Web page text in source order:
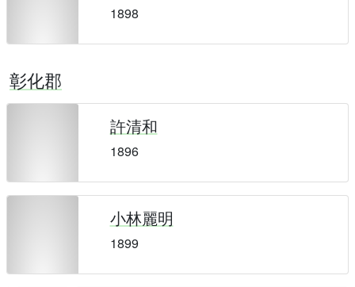
1898
彰化郡
許清和
1896
小林麗明
1899